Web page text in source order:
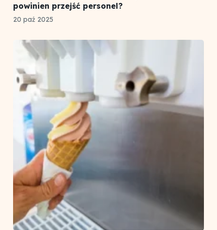
powinien przejść personel?
20 paź 2025